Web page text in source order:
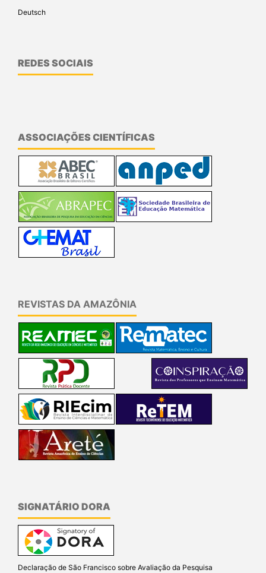
Deutsch
REDES SOCIAIS
ASSOCIAÇÕES CIENTÍFICAS
REVISTAS DA AMAZÔNIA
SIGNATÁRIO DORA
Declaração de São Francisco sobre Avaliação da Pesquisa